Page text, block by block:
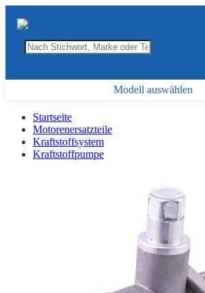
Modell auswählen
Startseite
Motorenersatzteile
Kraftstoffsystem
Kraftstoffpumpe